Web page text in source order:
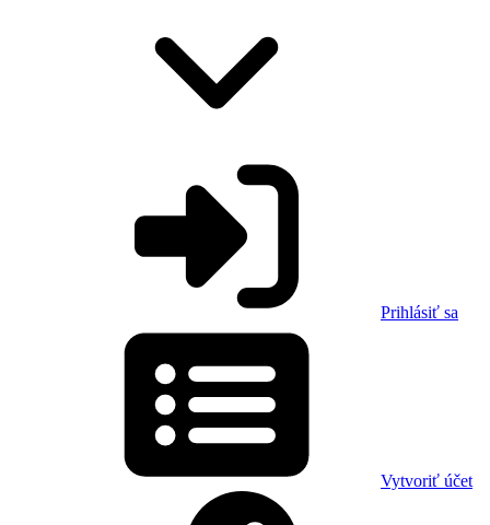
Prihlásiť sa
Vytvoriť účet